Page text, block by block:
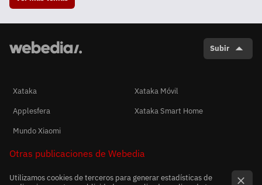
Subir
Xataka
Xataka Móvil
Applesfera
Xataka Smart Home
Mundo Xiaomi
Otras publicaciones de Webedia
Utilizamos cookies de terceros para generar estadísticas de